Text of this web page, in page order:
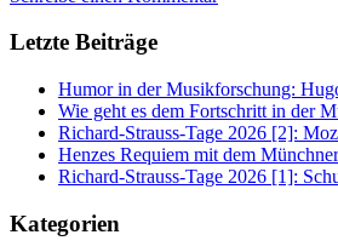
Letzte Beiträge
Humor in der Musikforschung:
Wie geht es dem Fortschritt in der
Richard-Strauss-Tage 2026 [2]:
Henzes Requiem mit dem
Richard-Strauss-Tage 2026 [1]:
Kategorien